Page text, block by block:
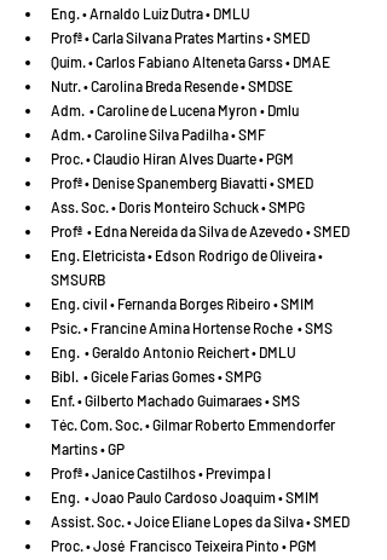
Eng. • Arnaldo Luiz Dutra • DMLU
Profª • Carla Silvana Prates Martins • SMED
Quím. • Carlos Fabiano Alteneta Garss • DMAE
Nutr. • Carolina Breda Resende • SMDSE
Adm.  • Caroline de Lucena Myron • Dmlu
Adm. • Caroline Silva Padilha • SMF
Proc. • Claudio Hiran Alves Duarte • PGM
Profª • Denise Spanemberg Biavatti • SMED
Ass. Soc. • Doris Monteiro Schuck • SMPG
Profª  • Edna Nereida da Silva de Azevedo • SMED
Eng. Eletricista • Edson Rodrigo de Oliveira •
SMSURB
Eng. civil • Fernanda Borges Ribeiro • SMIM
Psic. • Francine Amina Hortense Roche  • SMS
Eng.  • Geraldo Antonio Reichert • DMLU
Bibl.  • Gicele Farias Gomes • SMPG
Enf. • Gilberto Machado Guimaraes • SMS
Téc. Com. Soc. • Gilmar Roberto Emmendorfer
Martins • GP
Profª • Janice Castilhos • Previmpa I
Eng.  • Joao Paulo Cardoso Joaquim • SMIM
Assist. Soc. • Joice Eliane Lopes da Silva • SMED
Proc. • José  Francisco Teixeira Pinto • PGM